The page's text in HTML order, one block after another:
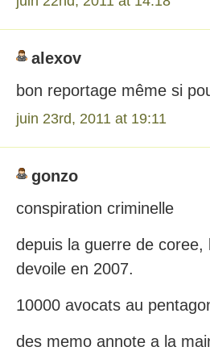
alexov
bon reportage même si
juin 23rd, 2011 at 19:11
gonzo
conspiration criminelle
depuis la guerre de
devoile en 2007.
10000 avocats au
des memo annote a la